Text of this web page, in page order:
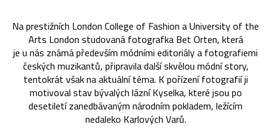
Na prestižních London College of Fashion a University of the
Arts London studovaná fotografka Bet Orten, která
je u nás známá především módními editoriály a fotografiemi
českých muzikantů, připravila další skvělou módní story,
tentokrát však na aktuální téma. K pořízení fotografií ji
motivoval stav bývalých lázní Kyselka, které jsou po
desetiletí zanedbávaným národním pokladem, ležícím
nedaleko Karlových Varů.